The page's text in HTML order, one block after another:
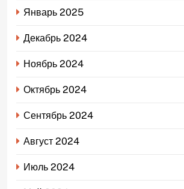
Январь 2025
Декабрь 2024
Ноябрь 2024
Октябрь 2024
Сентябрь 2024
Август 2024
Июль 2024